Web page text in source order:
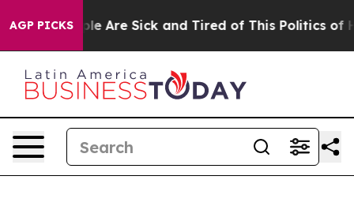
AGP PICKS
“People Are Sick and Tired of This Politics of